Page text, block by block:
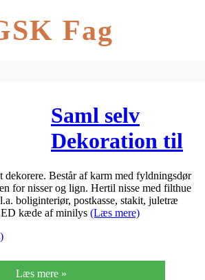
Fag
Saml selv
Dekoration til
Nisse
Udstilling – 1
sæt
Består af karm med fyldningsdør
for nisser og lign. Hertil nisse med filthue
boliginteriør, postkasse, stakit, juletræ
kæde af minilys (Læs mere)
Læs mere »